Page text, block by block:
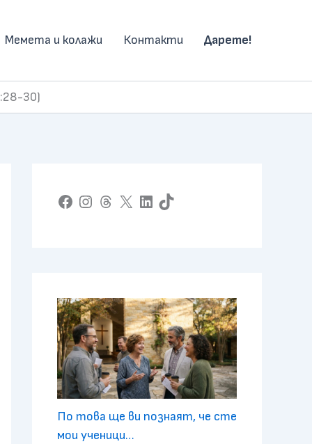
Мемета и колажи Контакти Дарете!
30)
Facebook Instagram Threads X LinkedIn TikTok
По това ще ви познаят, че сте
мои ученици…